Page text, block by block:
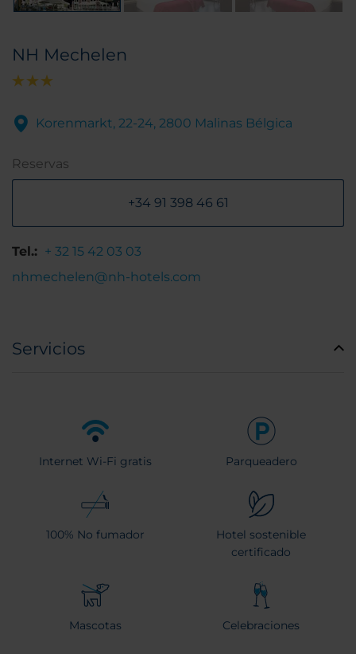
NH Mechelen
Korenmarkt, 22-24, 2800 Malinas Bélgica
Reservas
+34 91 398 46 61
Tel.: + 32 15 42 03 03
nhmechelen@nh-hotels.com
Servicios
Internet Wi-Fi gratis Parqueadero
100% No fumador
Hotel sostenible
certificado
Mascotas Celebraciones